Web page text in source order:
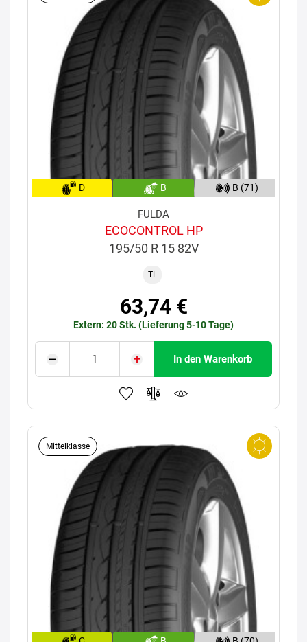
D B B (71)
FULDA
ECOCONTROL HP
195/50 R 15 82V
TL
63,74 €
Extern: 20 Stk. (Lieferung 5-10 Tage)
In den Warenkorb
Mittelklasse